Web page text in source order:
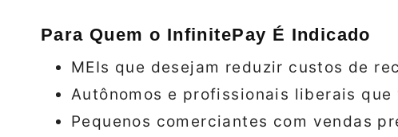
Para Quem o InfinitePay É Indicado
MEIs que desejam reduzir custos de
Autônomos e profissionais liberais
Pequenos comerciantes com vendas